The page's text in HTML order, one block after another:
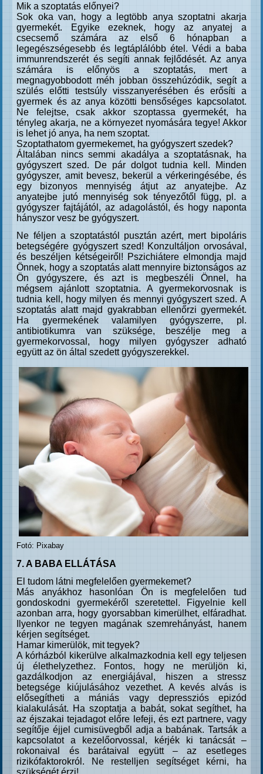
Mik a szoptatás előnyei?
Sok oka van, hogy a legtöbb anya szoptatni akarja
gyermekét. Egyike ezeknek, hogy az anyatej a
csecsemő számára az első 6 hónapban a
legegészségesebb és legtáplálóbb étel. Védi a baba
immunrendszerét és segíti annak fejlődését. Az anya
számára is előnyös a szoptatás, mert a
megnagyobbodott méh jobban összehúzódik, segít a
szülés előtti testsúly visszanyerésében és erősíti a
gyermek és az anya közötti bensőséges kapcsolatot.
Ne felejtse, csak akkor szoptassa gyermekét, ha
tényleg akarja, ne a környezet nyomására tegye! Akkor
is lehet jó anya, ha nem szoptat.
Szoptathatom gyermekemet, ha gyógyszert szedek?
Általában nincs semmi akadálya a szoptatásnak, ha
gyógyszert szed. De pár dolgot tudnia kell. Minden
gyógyszer, amit bevesz, bekerül a vérkeringésébe, és
egy bizonyos mennyiség átjut az anyatejbe. Az
anyatejbe jutó mennyiség sok tényezőtől függ, pl. a
gyógyszer fajtájától, az adagolástól, és hogy naponta
hányszor vesz be gyógyszert.
Ne féljen a szoptatástól pusztán azért, mert bipoláris
betegségére gyógyszert szed! Konzultáljon orvosával,
és beszéljen kétségeiről! Pszichiátere elmondja majd
Önnek, hogy a szoptatás alatt mennyire biztonságos az
Ön gyógyszere, és azt is megbeszéli Önnel, ha
mégsem ajánlott szoptatnia. A gyermekorvosnak is
tudnia kell, hogy milyen és mennyi gyógyszert szed. A
szoptatás alatt majd gyakrabban ellenőrzi gyermekét.
Ha gyermekének valamilyen gyógyszerre, pl.
antibiotikumra van szüksége, beszélje meg a
gyermekorvossal, hogy milyen gyógyszer adható
együtt az ön által szedett gyógyszerekkel.
Fotó: Pixabay
7. A BABA ELLÁTÁSA
El tudom látni megfelelően gyermekemet?
Más anyákhoz hasonlóan Ön is megfelelően tud
gondoskodni gyermekéről szeretettel. Figyelnie kell
azonban arra, hogy gyorsabban kimerülhet, elfáradhat.
Ilyenkor ne tegyen magának szemrehányást, hanem
kérjen segítséget.
Hamar kimerülök, mit tegyek?
A kórházból kikerülve alkalmazkodnia kell egy teljesen
új élethelyzethez. Fontos, hogy ne merüljön ki,
gazdálkodjon az energiájával, hiszen a stressz
betegsége kiújulásához vezethet. A kevés alvás is
elősegítheti a mániás vagy depressziós epizód
kialakulását. Ha szoptatja a babát, sokat segíthet, ha
az éjszakai tejadagot előre lefeji, és ezt partnere, vagy
segítője éjjel cumisüvegből adja a babának. Tartsák a
kapcsolatot a kezelőorvossal, kérjék ki tanácsát –
rokonaival és barátaival együtt – az esetleges
rizikófaktorokról. Ne restelljen segítséget kérni, ha